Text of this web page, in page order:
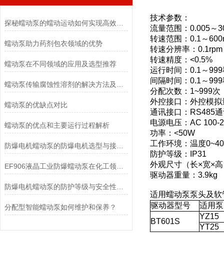
蠕动泵助力药剂包衣领域的优势
蠕动泵在不同领域的应用及选型推荐
蠕动泵的优缺点对比
蠕动泵的优点和主要运行过程解析
防爆电机蠕动泵的防爆电机选型与接线要求
分配型智能蠕动泵如何维护和保养？
技术参数：
流量范围：0.005～
转速范围：0.1～
转速分辨率：
转速精度：<0.5%
运行时间：0.1～
间隔时间：0.1～
分配次数：1~999次
外控接口：外控模
通讯接口：RS485
电源电压：AC 100-
功率：<50W
工作环境：温度
防护等级：IP31
外观尺寸（长×宽×
驱动器重量：3.9kg
适用蠕动泵泵头及
驱动器型号
适用
BT601S
YZ15
YT25